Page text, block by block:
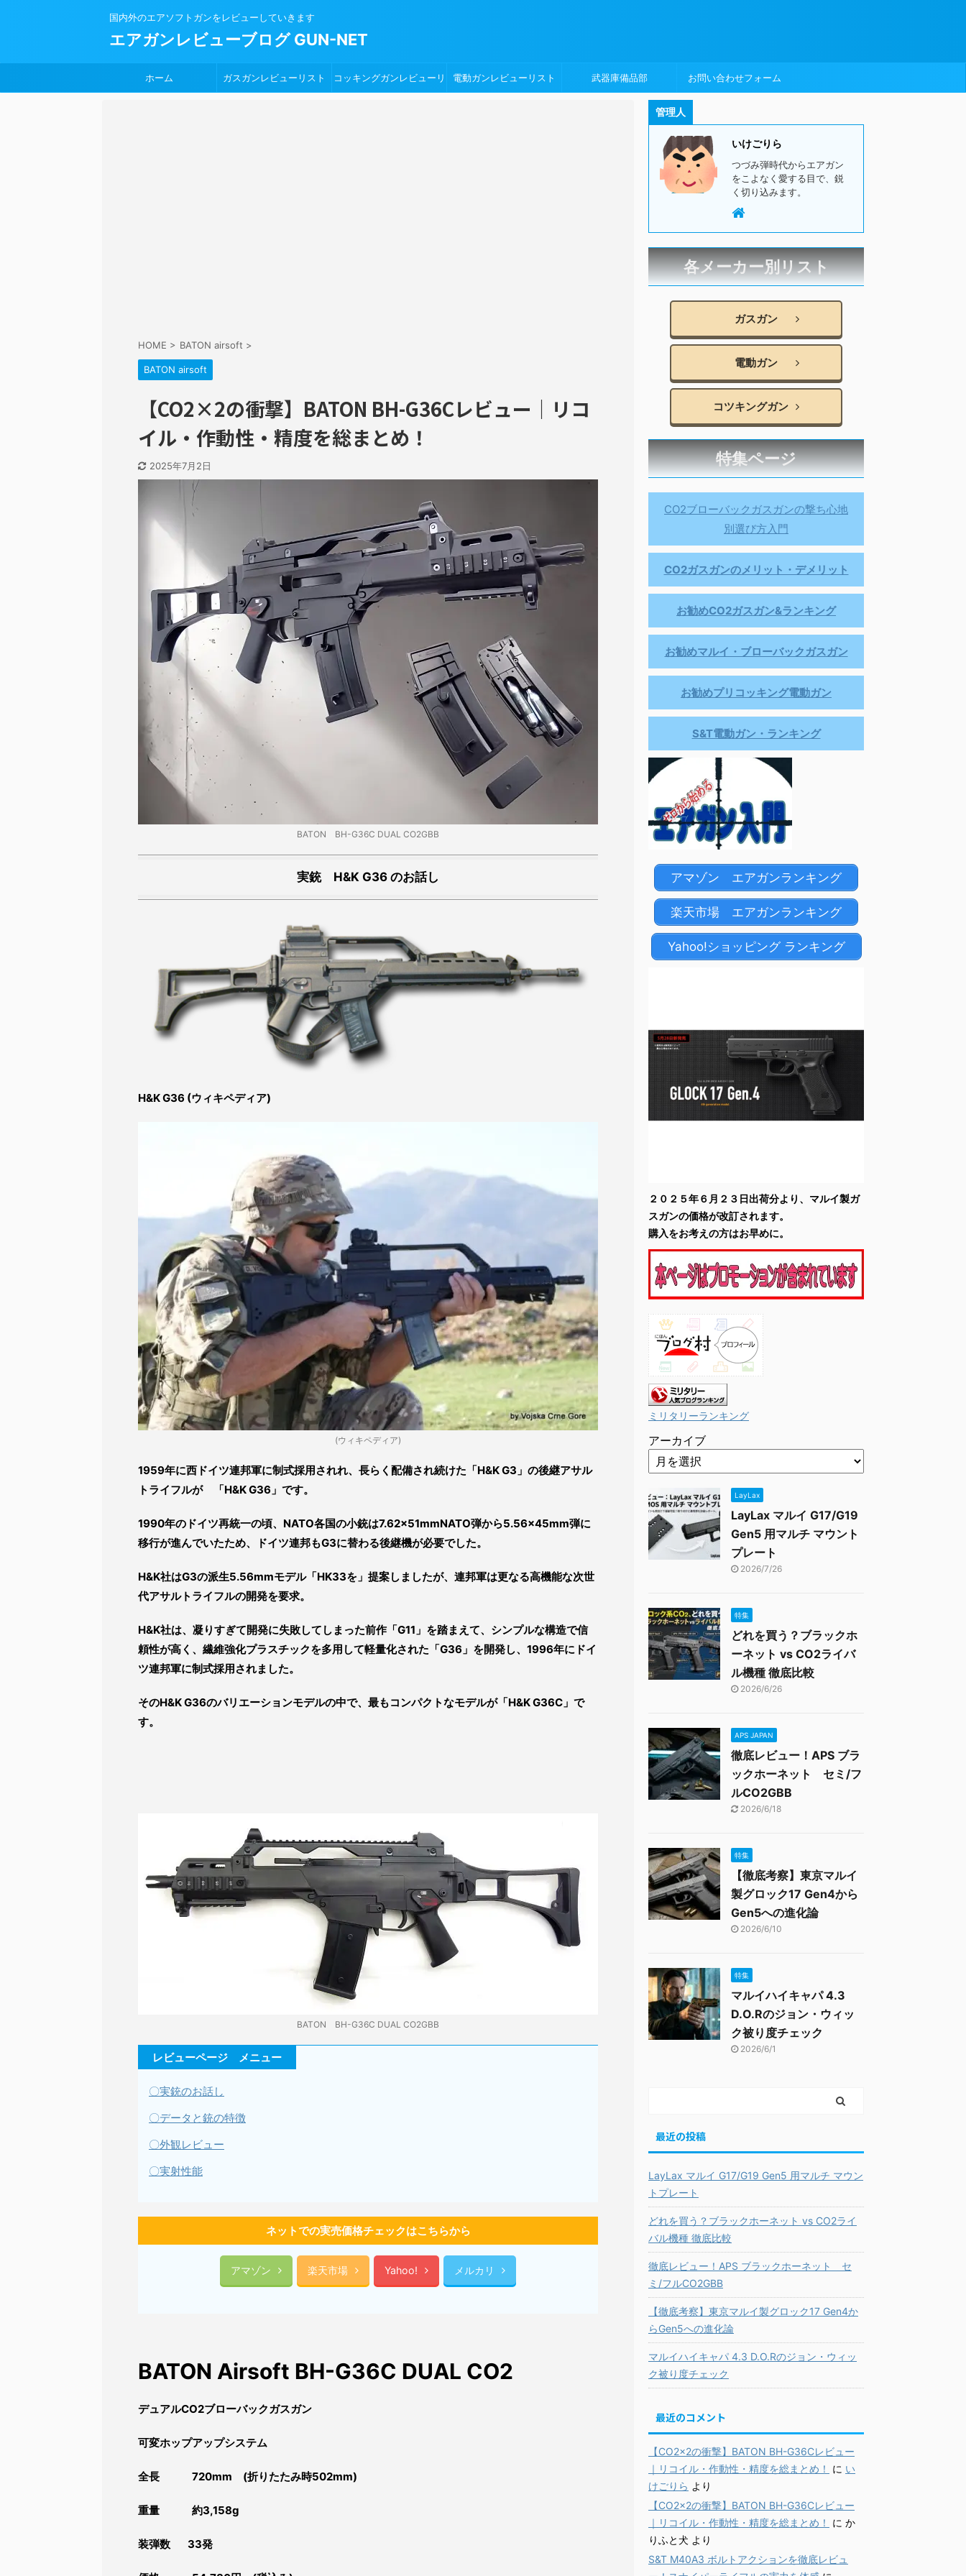
国内外のエアソフトガンをレビューしていきます
エアガンレビューブログ GUN-NET
ホーム ガスガンレビューリスト コッキングガンレビューリ 電動ガンレビューリスト 武器庫備品部 お問い合わせフォーム
HOME > BATON airsoft >
BATON airsoft
【CO2×2の衝撃】BATON BH-G36Cレビュー｜リコ
イル・作動性・精度を総まとめ！
2025年7月2日
BATON BH-G36C DUAL CO2GBB
実銃 H&K G36 のお話し
H&K G36 (ウィキペディア)
(ウィキペディア)
1959年に西ドイツ連邦軍に制式採用されれ、長らく配備され続けた「H&K G3」の後継アサル
トライフルが 「H&K G36」です。
1990年のドイツ再統一の頃、NATO各国の小銃は7.62×51mmNATO弾から5.56×45mm弾に
移行が進んでいたため、ドイツ連邦もG3に替わる後継機が必要でした。
H&K社はG3の派生5.56mmモデル「HK33を」提案しましたが、連邦軍は更なる高機能な次世
代アサルトライフルの開発を要求。
H&K社は、凝りすぎて開発に失敗してしまった前作「G11」を踏まえて、シンプルな構造で信
頼性が高く、繊維強化プラスチックを多用して軽量化された「G36」を開発し、1996年にドイ
ツ連邦軍に制式採用されました。
そのH&K G36のバリエーションモデルの中で、最もコンパクトなモデルが「H&K G36C」で
す。
BATON BH-G36C DUAL CO2GBB
レビューページ メニュー
〇実銃のお話し
〇データと銃の特徴
〇外観レビュー
〇実射性能
ネットでの実売価格チェックはこちらから
アマゾン 楽天市場 Yahoo! メルカリ
BATON Airsoft BH-G36C DUAL CO2
デュアルCO2ブローバックガスガン
可変ホップアップシステム
全長 720mm (折りたたみ時502mm)
重量 約3,158g
装弾数 33発
管理人
いけごりら
つづみ弾時代からエアガン
をこよなく愛する目で、鋭
く切り込みます。
各メーカー別リスト
ガスガン
電動ガン
コツキングガン
特集ページ
CO2ブローバックガスガンの撃ち心地
別選び方入門
CO2ガスガンのメリット・デメリット
お勧めCO2ガスガン&ランキング
お勧めマルイ・ブローバックガスガン
お勧めプリコッキング電動ガン
S&T電動ガン・ランキング
アマゾン エアガンランキング
楽天市場 エアガンランキング
Yahoo!ショッピング ランキング
２０２５年６月２３日出荷分より、マルイ製ガ
スガンの価格が改訂されます。
購入をお考えの方はお早めに。
ミリタリーランキング
アーカイブ
LayLax
LayLax マルイ G17/G19
Gen5 用マルチ マウント
プレート
2026/7/26
特集
どれを買う？ブラックホ
ーネット vs CO2ライバ
ル機種 徹底比較
2026/6/26
APS JAPAN
徹底レビュー！APS ブラ
ックホーネット セミ/フ
ルCO2GBB
2026/6/18
特集
【徹底考察】東京マルイ
製グロック17 Gen4から
Gen5への進化論
2026/6/10
特集
マルイハイキャパ 4.3
D.O.Rのジョン・ウィッ
ク被り度チェック
2026/6/1
最近の投稿
LayLax マルイ G17/G19 Gen5 用マルチ マウン
トプレート
どれを買う？ブラックホーネット vs CO2ライ
バル機種 徹底比較
徹底レビュー！APS ブラックホーネット セ
ミ/フルCO2GBB
【徹底考察】東京マルイ製グロック17 Gen4か
らGen5への進化論
マルイハイキャパ 4.3 D.O.Rのジョン・ウィッ
ク被り度チェック
最近のコメント
【CO2×2の衝撃】BATON BH-G36Cレビュー
｜リコイル・作動性・精度を総まとめ！
に い
けごりら より
【CO2×2の衝撃】BATON BH-G36Cレビュー
｜リコイル・作動性・精度を総まとめ！
に か
りふと犬 より
S&T M40A3 ボルトアクションを徹底レビュ